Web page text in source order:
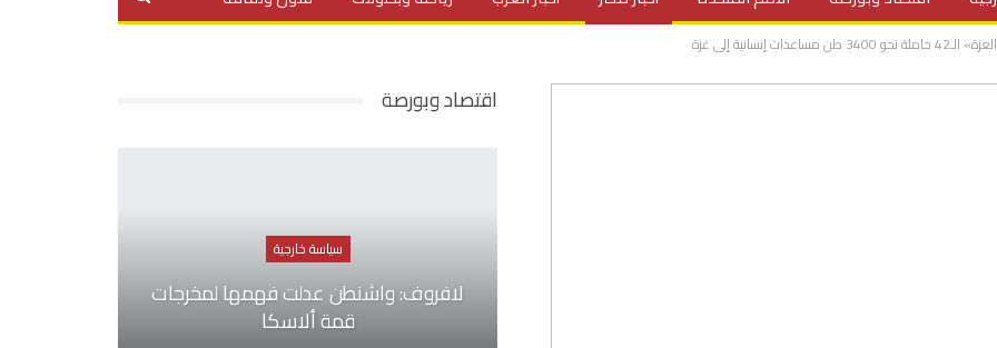
المنح الدراسية مقالات علوم وتكنولوجيا إلى غزة
اقتصاد وبورصة
سياسة خارجية
لافروف: واشنطن عدلت فهمها لمخرجات
قمة ألاسكا